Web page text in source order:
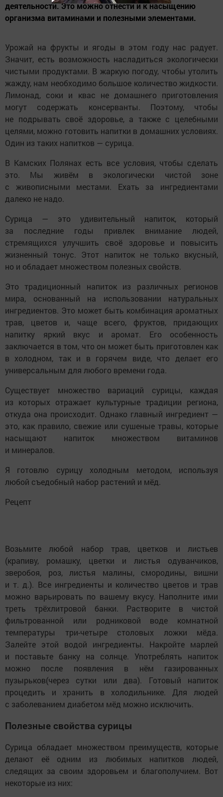
деятельности. Это можно отнести и к насыщению
организма витаминами и полезными элементами.
Урожай на фрукты и ягоды в этом году нас радует.
Значит, есть возможность насладиться экологически
чистыми продуктами. В жаркую погоду, чтобы утолить
жажду, нам необходимо большое количество жидкости.
Лимонад, соки и квас не домашнего приготовления
могут содержать консерванты. Поэтому, чтобы
не подрывать своё здоровье, а также с целебными
целями, можно готовить напитки в домашних условиях.
Один из таких напитков — сурица.
В Камских Полянах есть все условия, чтобы сделать
это. Мы живём в экологически чистой зоне
с живописными местами. Ехать за ингредиентами
далеко не надо.
Сурица — это удивительный напиток, который
за последние годы привлек внимание людей,
стремящихся улучшить своё здоровье и повысить
жизненный тонус. Этот напиток не только вкусный,
но и обладает множеством полезных свойств.
Это традиционный напиток из различных регионов
мира, основанный на использовании натуральных
ингредиентов. Это может быть комбинация ароматных
трав, цветов и, чаще всего, фруктов, придающих
напитку яркий вкус и аромат. Его особенность
заключается в том, что он может быть приготовлен как
в холодном, так и в горячем виде, что делает его
универсальным для любого времени года.
Существует множество вариаций сурицы, каждая
из которых отражает культурные традиции региона,
откуда она происходит. Однако главный ингредиент —
это, как правило, свежие или сушеные травы, которые
насыщают напиток множеством витаминов
и минералов.
Я готовлю сурицу холодным методом, используя
любой съедобный набор растений и мёд.
Рецепт
Возьмите любой набор трав, цветков и листьев
(крапиву, ромашку, цветки и листья одуванчиков,
зверобоя, роз, листья малины, смородины, вишни
и т. д.). Все ингредиенты и количество цветов и трав
можно варьировать по вашему вкусу. Наполните ими
треть трёхлитровой банки. Растворите в чистой
фильтрованной или родниковой воде комнатной
температуры три-четыре столовых ложки мёда.
Залейте этой водой ингредиенты. Накройте марлей
и поставьте банку на солнце. Употреблять напиток
можно после появления в нём газированных
пузырьков(через сутки или два). Готовый напиток
процедить и хранить в холодильнике. Для людей
с заболеванием диабетом мёд можно исключить.
Полезные свойства сурицы
Сурица обладает множеством преимуществ, которые
делают её одним из любимых напитков людей,
следящих за своим здоровьем и благополучием. Вот
некоторые из них: